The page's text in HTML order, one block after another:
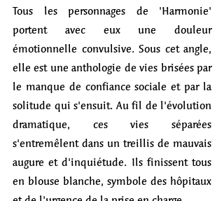
Tous les personnages de 'Harmonie'
portent avec eux une douleur
émotionnelle convulsive. Sous cet angle,
elle est une anthologie de vies brisées par
le manque de confiance sociale et par la
solitude qui s'ensuit. Au fil de l'évolution
dramatique, ces vies séparées
s'entremêlent dans un treillis de mauvais
augure et d'inquiétude. Ils finissent tous
en blouse blanche, symbole des hôpitaux